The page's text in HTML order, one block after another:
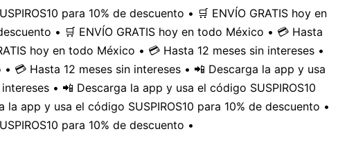
para 10% de descuento • 🛒 ENVÍO GRATIS hoy en
• 🛒 ENVÍO GRATIS hoy en todo México • 💳 Hasta
hoy en todo México • 💳 Hasta 12 meses sin intereses •
💳 Hasta 12 meses sin intereses • 📲 Descarga la app y usa
• 📲 Descarga la app y usa el código SUSPIROS10
app y usa el código SUSPIROS10 para 10% de descuento •
para 10% de descuento •